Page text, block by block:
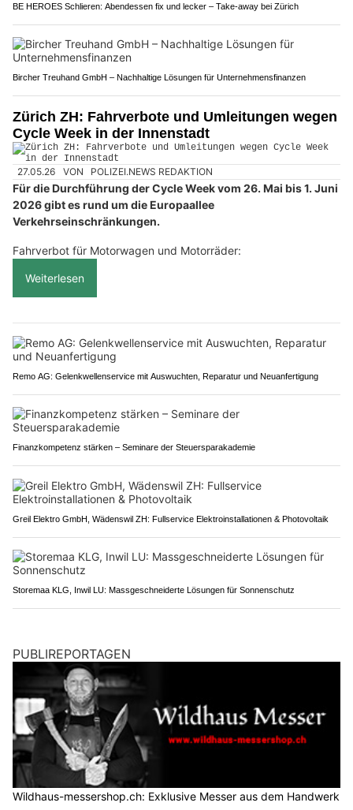
BE HEROES Schlieren: Abendessen fix und lecker – Take-away bei Zürich
Bircher Treuhand GmbH – Nachhaltige Lösungen für Unternehmensfinanzen
Zürich ZH: Fahrverbote und Umleitungen wegen
Cycle Week in der Innenstadt
27.05.26 VON POLIZEI.NEWS REDAKTION
Für die Durchführung der Cycle Week vom 26. Mai bis 1. Juni
2026 gibt es rund um die Europaallee
Verkehrseinschränkungen.
Fahrverbot für Motorwagen und Motorräder:
Weiterlesen
Remo AG: Gelenkwellenservice mit Auswuchten, Reparatur und Neuanfertigung
Finanzkompetenz stärken – Seminare der Steuersparakademie
Greil Elektro GmbH, Wädenswil ZH: Fullservice Elektroinstallationen & Photovoltaik
Storemaa KLG, Inwil LU: Massgeschneiderte Lösungen für Sonnenschutz
PUBLIREPORTAGEN
Wildhaus-messershop.ch: Exklusive Messer aus dem Handwerk